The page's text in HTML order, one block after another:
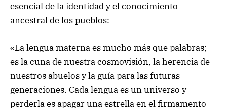
esencial de la identidad y el conocimiento
ancestral de los pueblos:
«La lengua materna es mucho más que palabras;
es la cuna de nuestra cosmovisión, la herencia de
nuestros abuelos y la guía para las futuras
generaciones. Cada lengua es un universo y
perderla es apagar una estrella en el firmamento